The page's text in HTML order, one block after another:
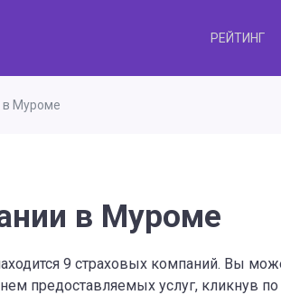
РЕЙТИНГ
в Муроме
в Муроме
9 страховых компаний. Вы
предоставляемых услуг, кликнув